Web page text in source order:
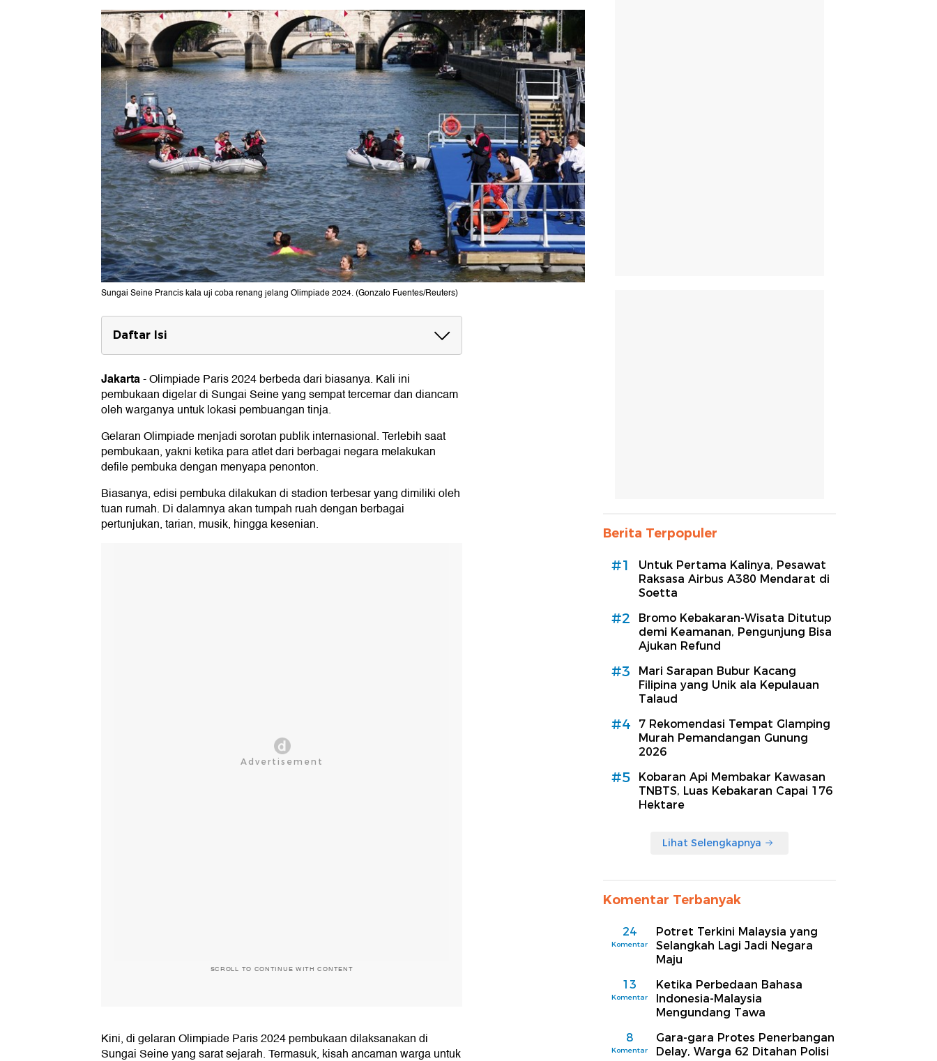
Sungai Seine Prancis kala uji coba renang jelang Olimpiade 2024. (Gonzalo Fuentes/Reuters)
Daftar Isi
Berikut 7 fakta Sungai Seine
1. Sungai Terpanjang kedua d Prancis
2. Sungai Utama di Paris
4. Penyokong Ekonomi
5. Sangat Tercemar
6. Bersih-bersih Sungai sampai Rp 27 Triliun
Jakarta-Olimpiade Paris 2024 berbeda dari biasanya. Kali ini
pembukaan digelar di Sungai Seine yang sempat tercemar dan diancam
oleh warganya untuk lokasi pembuangan tinja.
Gelaran Olimpiade menjadi sorotan publik internasional. Terlebih saat
pembukaan, yakni ketika para atlet dari berbagai negara melakukan
defile pembuka dengan menyapa penonton.
Biasanya, edisi pembuka dilakukan di stadion terbesar yang dimiliki oleh
tuan rumah. Di dalamnya akan tumpah ruah dengan berbagai
pertunjukan, tarian, musik, hingga kesenian.
SCROLL TO CONTINUE WITH CONTENT
Kini, di gelaran Olimpiade Paris 2024 pembukaan dilaksanakan di
Sungai Seine yang sarat sejarah. Termasuk, kisah ancaman warga untuk
Berita Terpopuler
#1
Untuk Pertama Kalinya, Pesawat
Raksasa Airbus A380 Mendarat di
Soetta
#2
Bromo Kebakaran-Wisata Ditutup
demi Keamanan, Pengunjung Bisa
Ajukan Refund
#3
Mari Sarapan Bubur Kacang
Filipina yang Unik ala Kepulauan
Talaud
#4
7 Rekomendasi Tempat Glamping
Murah Pemandangan Gunung
2026
#5
Kobaran Api Membakar Kawasan
TNBTS, Luas Kebakaran Capai 176
Hektare
Lihat Selengkapnya
Komentar Terbanyak
24
Komentar
Potret Terkini Malaysia yang
Selangkah Lagi Jadi Negara
Maju
13
Komentar
Ketika Perbedaan Bahasa
Indonesia-Malaysia
Mengundang Tawa
8
Komentar
Gara-gara Protes Penerbangan
Delay, Warga 62 Ditahan Polisi